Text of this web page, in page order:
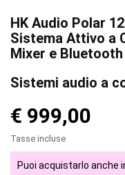
HK Audio Polar
Sistema Attivo a
Mixer e Bluetooth
Sistemi audio a
€ 999,00
Tasse incluse
Puoi acquistarlo anche